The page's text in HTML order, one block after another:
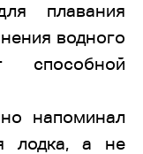
плавания
водного
способной
напоминал
лодка, а не